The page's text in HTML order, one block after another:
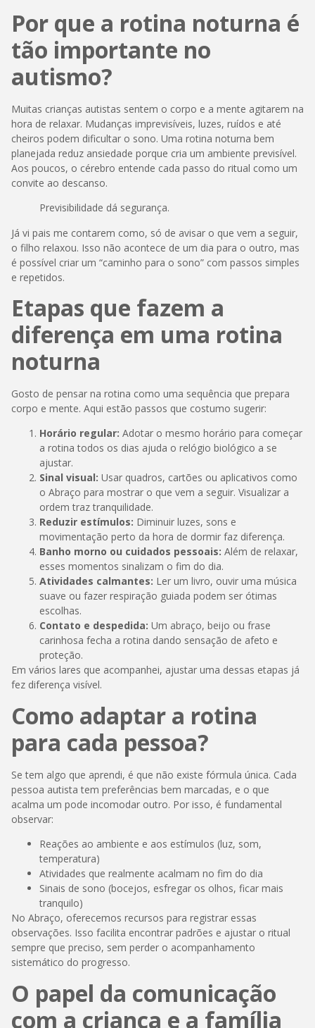
Por que a rotina noturna é
tão importante no
autismo?
Muitas crianças autistas sentem o corpo e a mente agitarem na
hora de relaxar. Mudanças imprevisíveis, luzes, ruídos e até
cheiros podem dificultar o sono. Uma rotina noturna bem
planejada reduz ansiedade porque cria um ambiente previsível.
Aos poucos, o cérebro entende cada passo do ritual como um
convite ao descanso.
Previsibilidade dá segurança.
Já vi pais me contarem como, só de avisar o que vem a seguir,
o filho relaxou. Isso não acontece de um dia para o outro, mas
é possível criar um “caminho para o sono” com passos simples
e repetidos.
Etapas que fazem a
diferença em uma rotina
noturna
Gosto de pensar na rotina como uma sequência que prepara
corpo e mente. Aqui estão passos que costumo sugerir:
Horário regular: Adotar o mesmo horário para começar
a rotina todos os dias ajuda o relógio biológico a se
ajustar.
Sinal visual: Usar quadros, cartões ou aplicativos como
o Abraço para mostrar o que vem a seguir. Visualizar a
ordem traz tranquilidade.
Reduzir estímulos: Diminuir luzes, sons e
movimentação perto da hora de dormir faz diferença.
Banho morno ou cuidados pessoais: Além de relaxar,
esses momentos sinalizam o fim do dia.
Atividades calmantes: Ler um livro, ouvir uma música
suave ou fazer respiração guiada podem ser ótimas
escolhas.
Contato e despedida: Um abraço, beijo ou frase
carinhosa fecha a rotina dando sensação de afeto e
proteção.
Em vários lares que acompanhei, ajustar uma dessas etapas já
fez diferença visível.
Como adaptar a rotina
para cada pessoa?
Se tem algo que aprendi, é que não existe fórmula única. Cada
pessoa autista tem preferências bem marcadas, e o que
acalma um pode incomodar outro. Por isso, é fundamental
observar:
Reações ao ambiente e aos estímulos (luz, som,
temperatura)
Atividades que realmente acalmam no fim do dia
Sinais de sono (bocejos, esfregar os olhos, ficar mais
tranquilo)
No Abraço, oferecemos recursos para registrar essas
observações. Isso facilita encontrar padrões e ajustar o ritual
sempre que preciso, sem perder o acompanhamento
sistemático do progresso.
O papel da comunicação
com a criança e a família